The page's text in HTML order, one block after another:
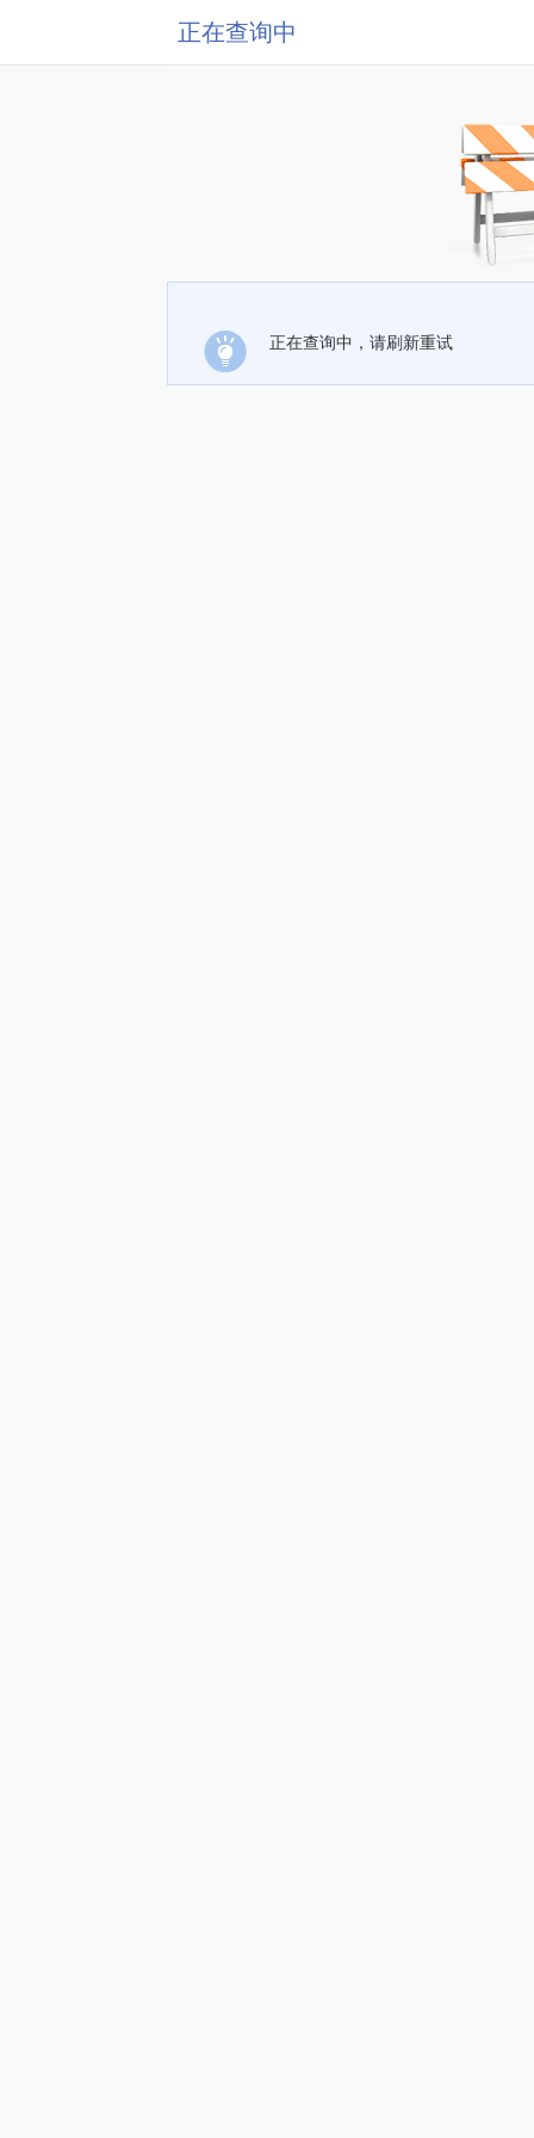
正在查询中
正在查询中，请刷新重试